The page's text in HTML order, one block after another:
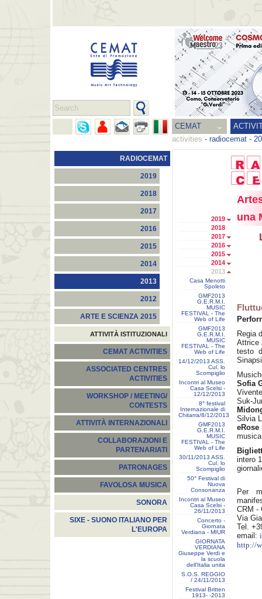
CEMAT
activities - radiocemat -
RADIOCEMAT
2019
2018
2017
2016
2015
2014
2013
2012
ARTE E SCIENZA 2015
ATTIVITÀ ISTITUZIONALI
CEMAT ACTIVITIES
ASSOCIATED CENTRES
ACTIVITIES
WORKSHOP / MEETING/
CONTESTS
ATTIVITÀ INTERNAZIONALI
COLLABORAZIONI E
PARTENARIATI
PATRONAGES
FAVOLOSA MUSICA
SONORA
SIXE - SUONO ITALIANO PER
L'EUROPA
2019
2018
2017
2016
2015
2014
2013
Casa Menotti
Spoleto
GMF2013
G.E.R.M.I.
MUSIC
FESTIVAL - The
Web of Life
GMF2013
G.E.R.M.I.
MUSIC
FESTIVAL - The
Web of Life
14/12/2013 ASS.
Cul. lo
Scompiglio
Incontri al Museo
Casa Scelsi -
12/12/2013
8° festival
Internazionale di
Chitarra/8/12/2013
GMF2013
G.E.R.M.I.
MUSIC
FESTIVAL - The
Web of Life
30/11/2013 ASS.
Cul. lo
Scompiglio
50° Festival di
Nuova
Consonanza
Incontri al Museo
Casa Scelsi -
26/11/2013
Concerto -
Giornata
Verdiana - MIUR
GIORNATA
VERDIANA
Giuseppe Verdi e
la scuola
dell’Italia unita
S.O.S. REGGIO
/ 24/11/2013
Festival Britten
1913- ‐2013
una
Regia
Attrice
testo
Sofia
Suk-
Silvia
eRose
intero
Per
CRM -
Via
Tel.
email:
http://